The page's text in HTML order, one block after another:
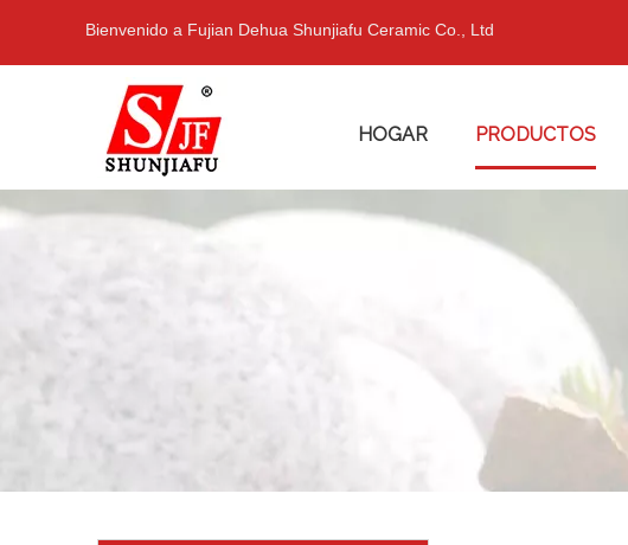
Bienvenido a Fujian Dehua Shunjiafu Ceramic Co., Ltd
HOGAR PRODUCTOS